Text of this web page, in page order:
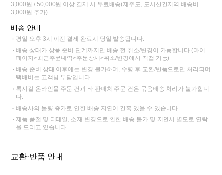
3,000원 / 50,000원 이상 결제 시 무료배송(제주도, 도서산간지역 배송비
3,000원 추가)
배송 안내
평일 오후 3시 이전 결제 완료시 당일 발송됩니다.
배송 상태가 상품 준비 단계까지만 배송 전 취소/변경이 가능합니다.(마이
페이지>최근주문내역>주문상세>취소/변경에서 직접 가능)
배송 준비 상태 이후에는 변경 불가하며, 수령 후 교환/반품으로만 처리되며
택배비는 고객님 부담입니다.
록시걸 온라인몰 주문 건과 타 판매처 주문 건은 묶음배송 처리가 불가합니
다.
배송사의 물량 증가로 인한 배송 지연이 간혹 있을 수 있습니다.
제품 품절 및 디테일, 소재 변경으로 인한 배송 불가 및 지연시 별도로 연락
을 드리고 있습니다.
교환·반품 안내